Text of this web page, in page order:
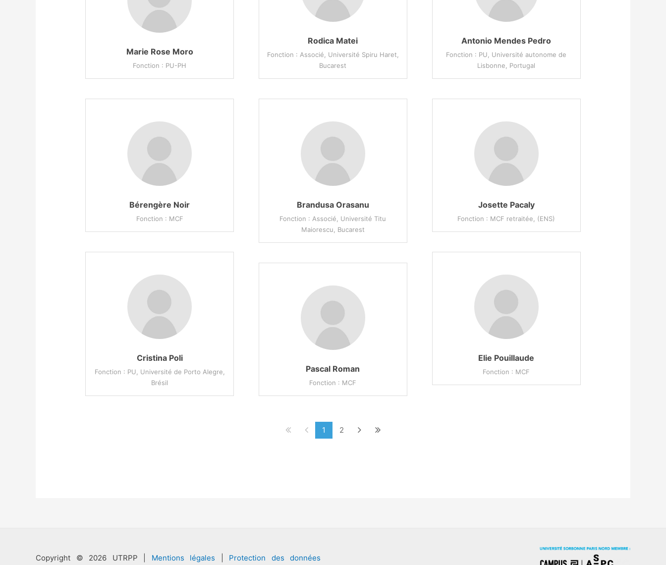
Rodica Matei
Fonction : Associé, Université Spiru Haret,
Bucarest
Antonio Mendes Pedro
Fonction : PU, Université autonome de
Lisbonne, Portugal
Marie Rose Moro
Fonction : PU-PH
Bérengère Noir
Fonction : MCF
Brandusa Orasanu
Fonction : Associé, Université Titu
Maiorescu, Bucarest
Josette Pacaly
Fonction : MCF retraitée, (ENS)
Cristina Poli
Fonction : PU, Université de Porto Alegre,
Brésil
Elie Pouillaude
Fonction : MCF
Pascal Roman
Fonction : MCF
1 2
Copyright © 2026 UTRPP | Mentions légales Protection des données